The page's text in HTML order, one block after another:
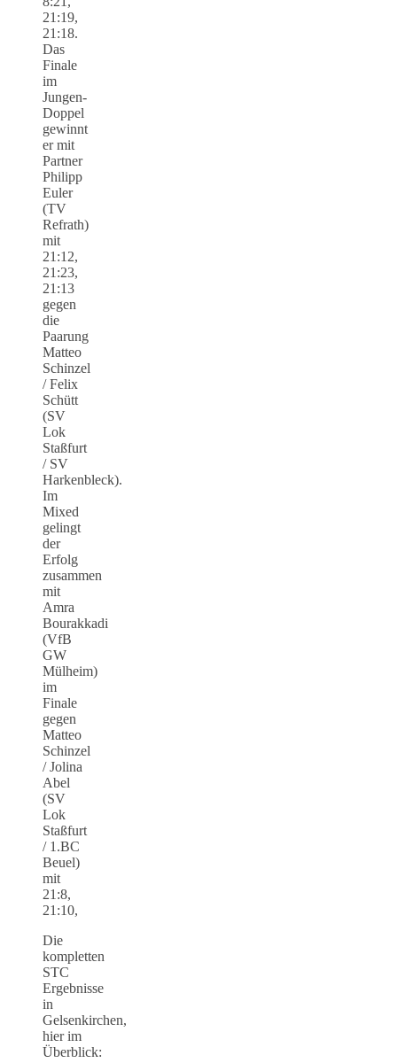
21:19,
21:18.
Das
Finale
im
Jungen-
Doppel
gewinnt
er mit
Partner
Philipp
Euler
(TV
Refrath)
mit
21:12,
21:23,
21:13
gegen
die
Paarung
Matteo
Schinzel
/ Felix
Schütt
(SV
Lok
Staßfurt
/ SV
Harkenbleck).
Im
Mixed
gelingt
der
Erfolg
zusammen
mit
Amra
Bourakkadi
(VfB
GW
Mülheim)
im
Finale
gegen
Matteo
Schinzel
/ Jolina
Abel
(SV
Lok
Staßfurt
/ 1.BC
Beuel)
mit
21:8,
21:10,
Die
kompletten
STC
Ergebnisse
in
Gelsenkirchen,
hier im
Überblick: